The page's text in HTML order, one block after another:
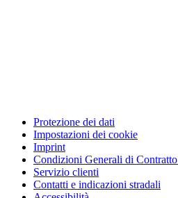
Protezione dei dati
Impostazioni dei cookie
Imprint
Condizioni Generali di
Servizio clienti
Contatti e indicazioni stradali